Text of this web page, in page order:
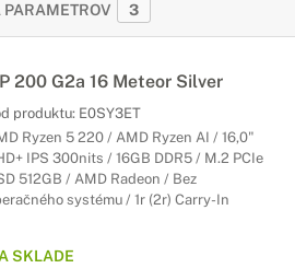
PARAMETROV 3
200 G2a 16 Meteor Silver
produktu: E0SY3ET
Ryzen 5 220 / AMD Ryzen AI / 16,0"
IPS 300nits / 16GB DDR5 / M.2 PCIe
512GB / AMD Radeon / Bez
systému / 1r (2r) Carry-In
SKLADE